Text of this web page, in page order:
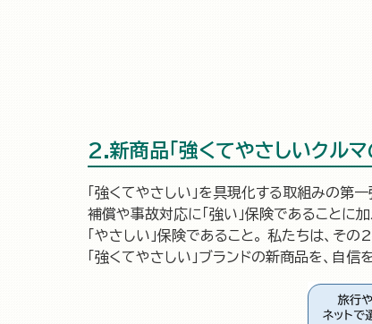
2.新商品「強くてやさしいクルマ
「強くてやさしい」を具現化する取組みの第一
補償や事故対応に「強い」保険であることに
「やさしい」保険であること。 私たちは、そ
「強くてやさしい」ブランドの新商品を、自